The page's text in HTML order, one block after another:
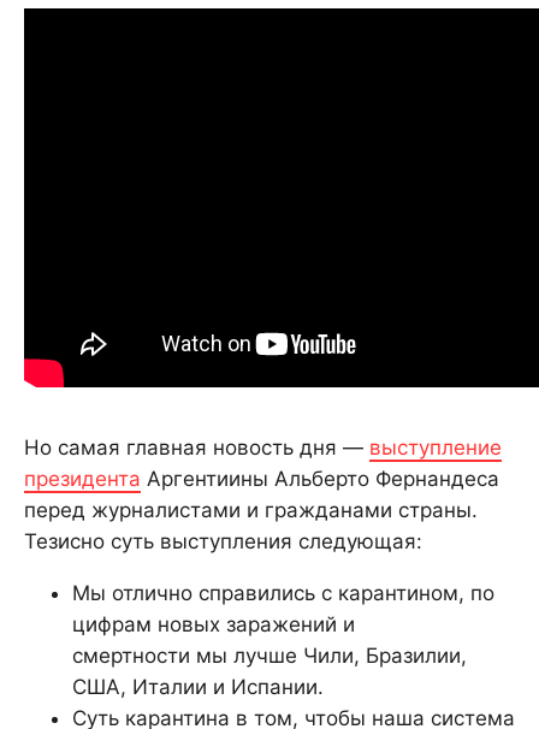
Но самая главная новость дня — выступление
президента Аргентиины Альберто Фернандеса
перед журналистами и гражданами страны.
Тезисно суть выступления следующая:
Мы отлично справились с карантином, по
цифрам новых заражений и
смертности мы лучше Чили, Бразилии,
США, Италии и Испании.
Суть карантина в том, чтобы наша система